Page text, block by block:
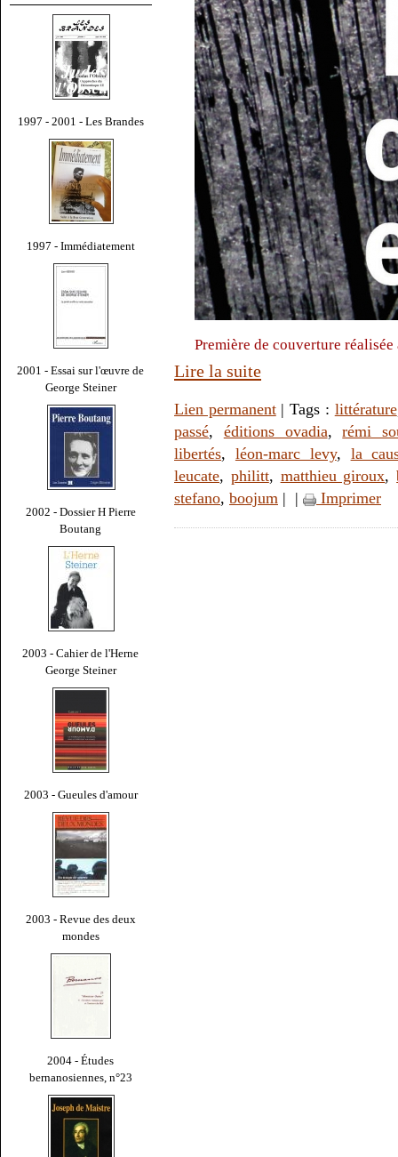
1997 - 2001 - Les Brandes
1997 - Immédiatement
2001 - Essai sur l'œuvre de
George Steiner
2002 - Dossier H Pierre
Boutang
2003 - Cahier de l'Herne
George Steiner
2003 - Gueules d'amour
2003 - Revue des deux
mondes
2004 - Études
bernanosiennes, n°23
Première de couverture
Lire la suite
Lien permanent| Tags : littérature
passé, éditions ovadia,rémi
libertés, léon-marc levy, la
leucate, philitt, matthieu giroux,
stefano, boojum | | Imprimer